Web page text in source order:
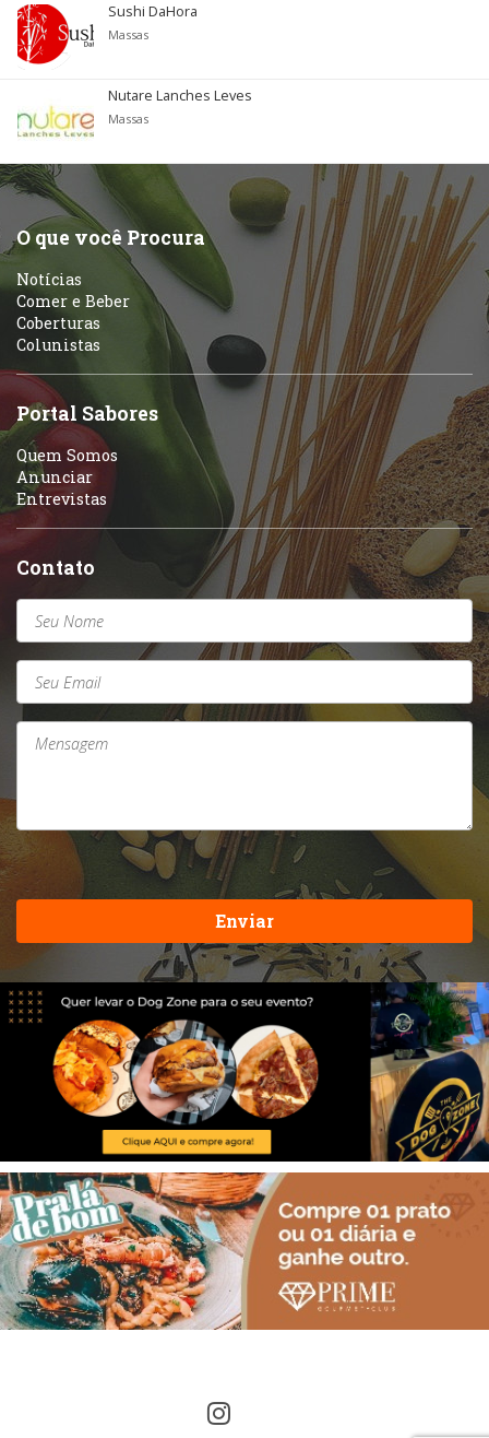
Sushi DaHora
Massas
Nutare Lanches Leves
Massas
O que você Procura
Notícias
Comer e Beber
Coberturas
Colunistas
Portal Sabores
Quem Somos
Anunciar
Entrevistas
Contato
Enviar